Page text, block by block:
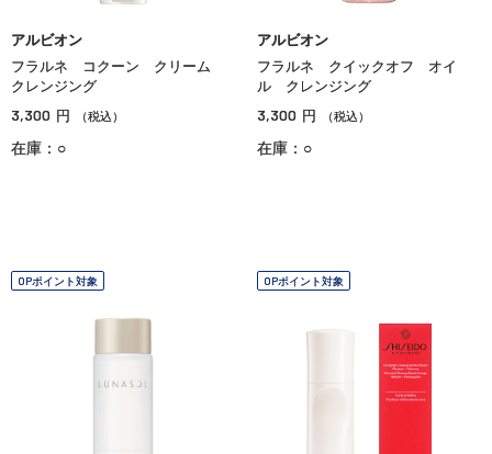
アルビオン
フラルネ コクーン クリーム
クレンジング
3,300 円 （税込）
在庫：○
アルビオン
フラルネ クイックオフ オイ
ル クレンジング
3,300 円 （税込）
在庫：○
OPポイント対象 OPポイント対象